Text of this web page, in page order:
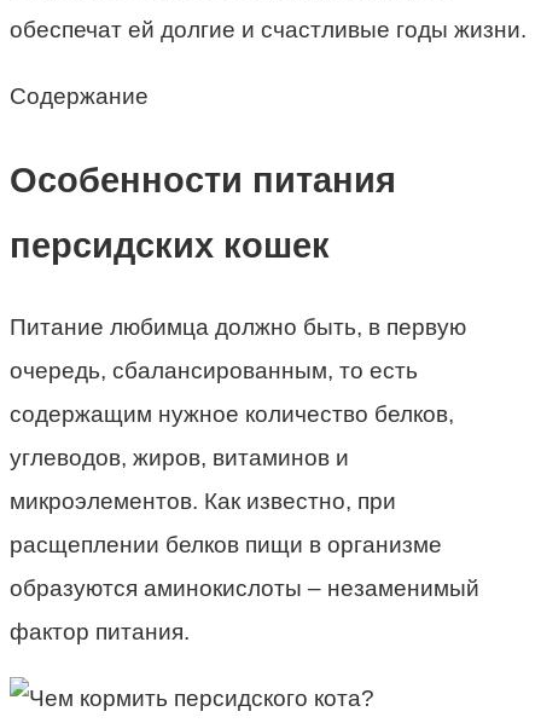
обеспечат ей долгие и счастливые годы жизни.
Содержание
Особенности питания
персидских кошек
Питание любимца должно быть, в первую
очередь, сбалансированным, то есть
содержащим нужное количество белков,
углеводов, жиров, витаминов и
микроэлементов. Как известно, при
расщеплении белков пищи в организме
образуются аминокислоты – незаменимый
фактор питания.